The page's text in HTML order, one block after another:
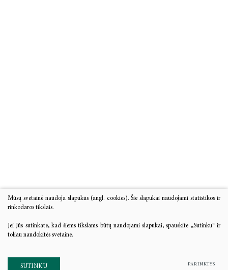
Mūsų svetainė naudoja slapukus (angl. cookies). Šie slapukai naudojami statistikos ir
rinkodaros tikslais.
Jei Jūs sutinkate, kad šiems tikslams būtų naudojami slapukai, spauskite „Sutinku“ ir
toliau naudokitės svetaine.
SUTINKU PARINKTYS